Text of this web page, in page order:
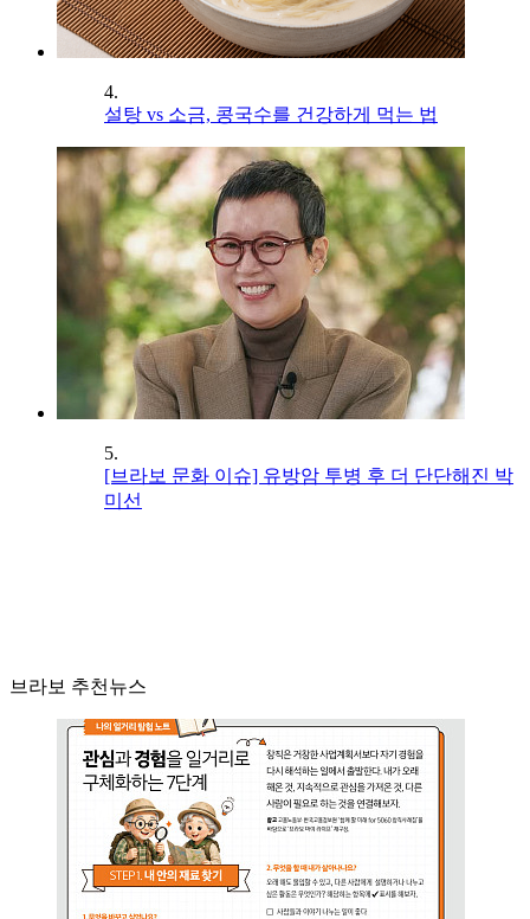
4.
설탕 vs 소금, 콩국수를 건강하게 먹는 법
5.
[브라보 문화 이슈] 유방암 투병 후 더 단단해진 박
미선
브라보 추천뉴스